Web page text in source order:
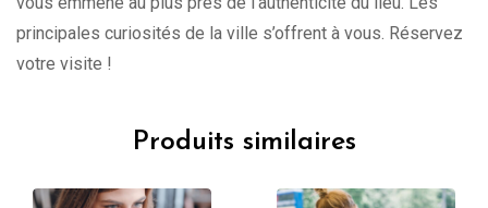
principales curiosités de la ville s’offrent à vous. Réservez
votre visite !
Produits similaires